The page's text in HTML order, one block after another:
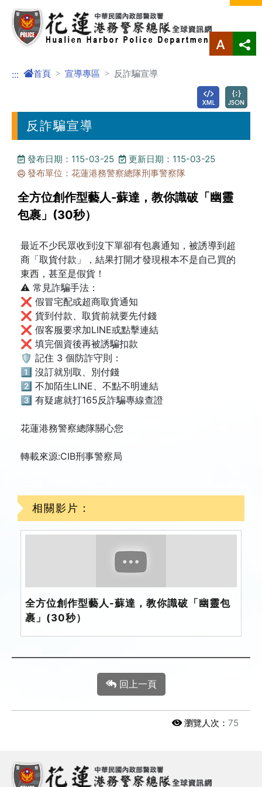
進入內容區塊
::: 首頁 宣導專區 反詐騙宣導
反詐騙宣導
發布日期：115-03-25
更新日期：115-03-25
發布單位：花蓮港務警察總隊刑事警察隊
全方位創作型藝人-蘇達，教你識破「幽靈
包裹」(30秒）
最近不少民眾收到沒下單卻有包裹通知，被誘導到超
商「取貨付款」，結果打開才發現根本不是自己買的
東西，甚至是假貨！
⚠️ 常見詐騙手法：
❌ 假冒宅配或超商取貨通知
❌ 貨到付款、取貨前就要先付錢
❌ 假客服要求加LINE或點擊連結
❌ 填完個資後再被誘騙扣款
🛡️ 記住 3 個防詐守則：
1️⃣ 沒訂就別取、別付錢
2️⃣ 不加陌生LINE、不點不明連結
3️⃣ 有疑慮就打165反詐騙專線查證
花蓮港務警察總隊關心您
轉載來源:CIB刑事警察局
相關影片：
全方位創作型藝人-蘇達，教你識破「幽靈包
裹」(30秒）
回上一頁
瀏覽人次： 75